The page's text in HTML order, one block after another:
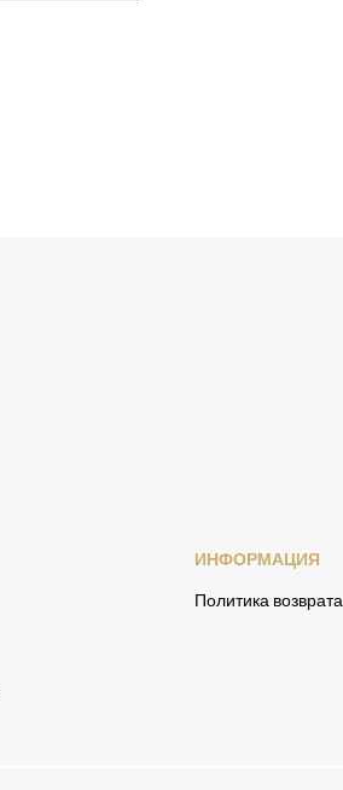
ИНФОРМАЦИЯ
Политика возврата